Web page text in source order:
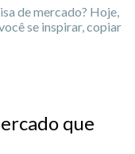
de mercado? Hoje,
se inspirar, copiar
que